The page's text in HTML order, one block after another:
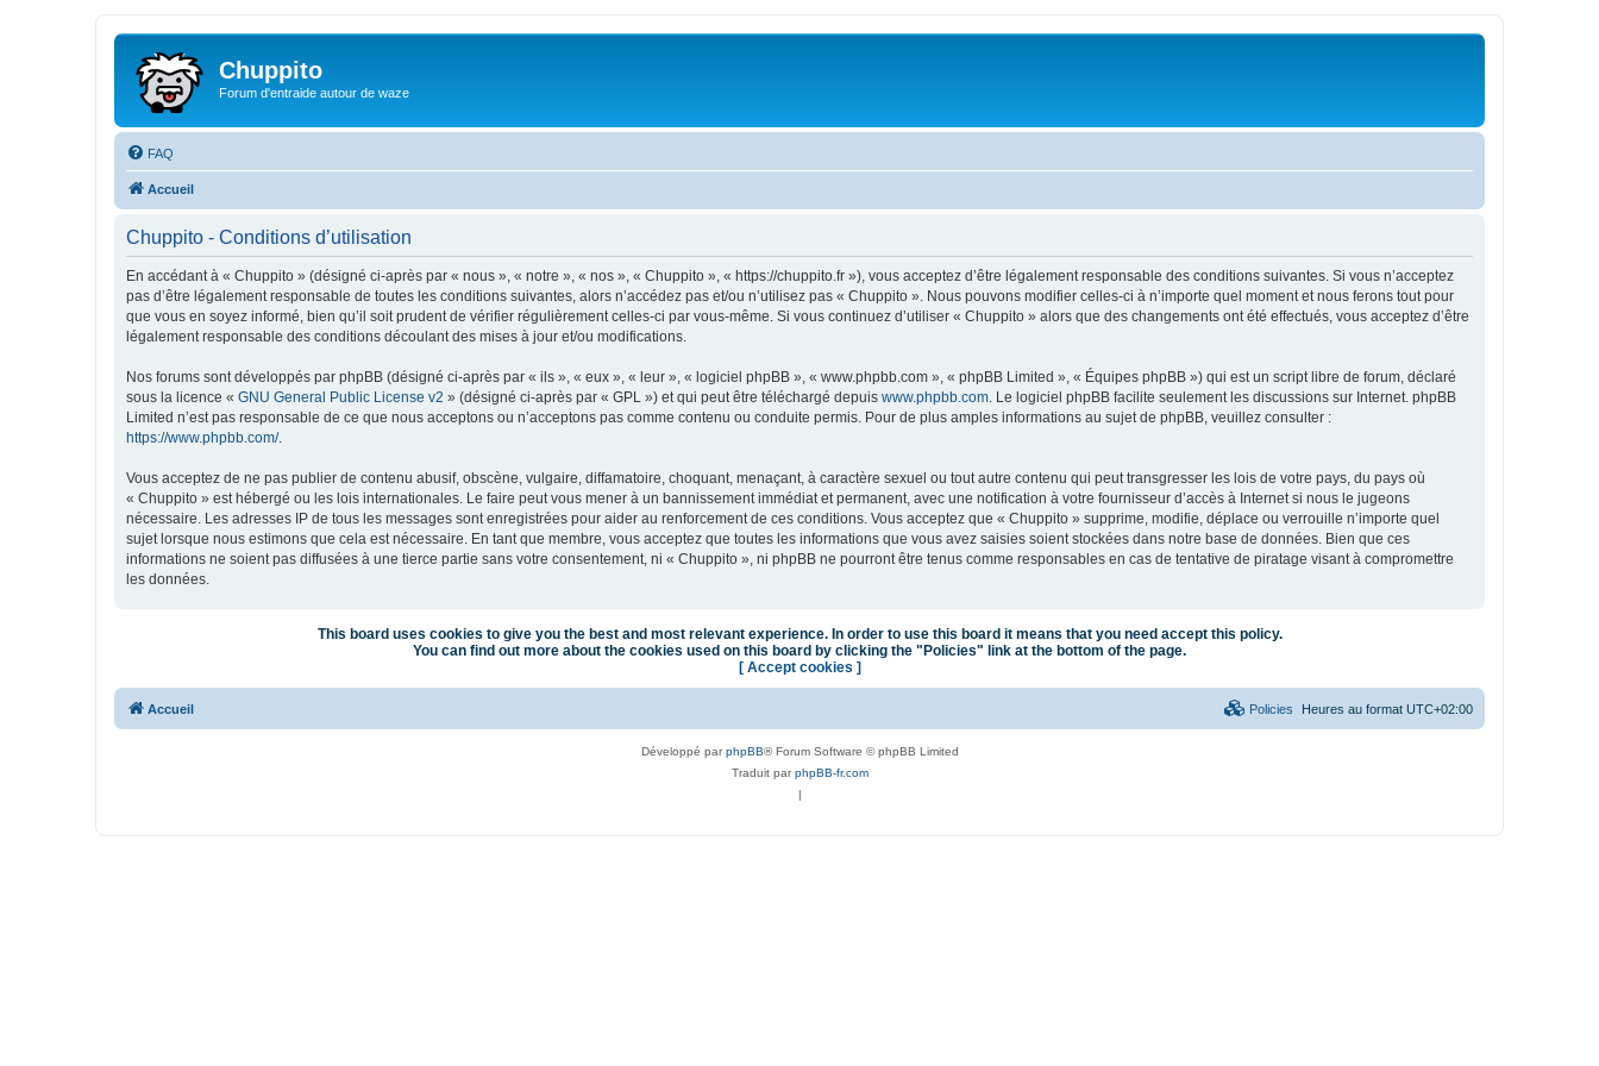
Chuppito
Forum d'entraide autour de waze
FAQ
Accueil
Chuppito - Conditions d’utilisation
En accédant à « Chuppito » (désigné ci-après par « nous », « notre », « nos », « Chuppito », « https://chuppito.fr »), vous acceptez d’être légalement responsable des conditions suivantes. Si vous n’acceptez
pas d’être légalement responsable de toutes les conditions suivantes, alors n’accédez pas et/ou n’utilisez pas « Chuppito ». Nous pouvons modifier celles-ci à n’importe quel moment et nous ferons tout pour
que vous en soyez informé, bien qu’il soit prudent de vérifier régulièrement celles-ci par vous-même. Si vous continuez d’utiliser « Chuppito » alors que des changements ont été effectués, vous acceptez d’être
légalement responsable des conditions découlant des mises à jour et/ou modifications.
Nos forums sont développés par phpBB (désigné ci-après par « ils », « eux », « leur », « logiciel phpBB », « www.phpbb.com », « phpBB Limited », « Équipes phpBB ») qui est un script libre de forum, déclaré
sous la licence « GNU General Public License v2 » (désigné ci-après par « GPL ») et qui peut être téléchargé depuis www.phpbb.com . Le logiciel phpBB facilite seulement les discussions sur Internet. phpBB
Limited n’est pas responsable de ce que nous acceptons ou n’acceptons pas comme contenu ou conduite permis. Pour de plus amples informations au sujet de phpBB, veuillez consulter :
https://www.phpbb.com/.
Vous acceptez de ne pas publier de contenu abusif, obscène, vulgaire, diffamatoire, choquant, menaçant, à caractère sexuel ou tout autre contenu qui peut transgresser les lois de votre pays, du pays où
« Chuppito » est hébergé ou les lois internationales. Le faire peut vous mener à un bannissement immédiat et permanent, avec une notification à votre fournisseur d’accès à Internet si nous le jugeons
nécessaire. Les adresses IP de tous les messages sont enregistrées pour aider au renforcement de ces conditions. Vous acceptez que « Chuppito » supprime, modifie, déplace ou verrouille n’importe quel
sujet lorsque nous estimons que cela est nécessaire. En tant que membre, vous acceptez que toutes les informations que vous avez saisies soient stockées dans notre base de données. Bien que ces
informations ne soient pas diffusées à une tierce partie sans votre consentement, ni « Chuppito », ni phpBB ne pourront être tenus comme responsables en cas de tentative de piratage visant à compromettre
les données.
This board uses cookies to give you the best and most relevant experience. In order to use this board it means that you need accept this policy.
You can find out more about the cookies used on this board by clicking the "Policies" link at the bottom of the page.
[ Accept cookies ]
Accueil Heures au format UTC+02:00
Policies
Développé parphpBB® Forum Software © phpBB Limited
Traduit parphpBB-fr.com
|